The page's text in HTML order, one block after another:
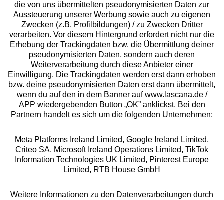
Services
Beratung
Über uns
Rechtliches
Alle Preise inkl. MwSt., zzgl.
Versandkosten
** Bonität vorausgesetzt, berechtigt zur Bonitätsprüfung
die von uns übermittelten pseudonymisierten Daten zur
Aussteuerung unserer Werbung sowie auch zu eigenen
Zwecken (z.B. Profilbildungen) / zu Zwecken Dritter
verarbeiten. Vor diesem Hintergrund erfordert nicht nur die
Erhebung der Trackingdaten bzw. die Übermittlung deiner
pseudonymisierten Daten, sondern auch deren
Weiterverarbeitung durch diese Anbieter einer
Einwilligung. Die Trackingdaten werden erst dann erhoben
bzw. deine pseudonymisierten Daten erst dann übermittelt,
wenn du auf den in dem Banner auf www.lascana.de /
APP wiedergebenden Button „OK” anklickst. Bei den
Partnern handelt es sich um die folgenden Unternehmen:
Meta Platforms Ireland Limited, Google Ireland Limited,
Criteo SA, Microsoft Ireland Operations Limited, TikTok
Information Technologies UK Limited, Pinterest Europe
Limited, RTB House GmbH
Weitere Informationen zu den Datenverarbeitungen durch